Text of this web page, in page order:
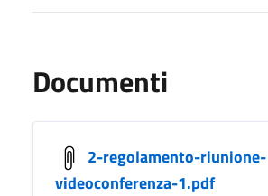
Documenti
2-regolamento-riunione-
videoconferenza-1.pdf